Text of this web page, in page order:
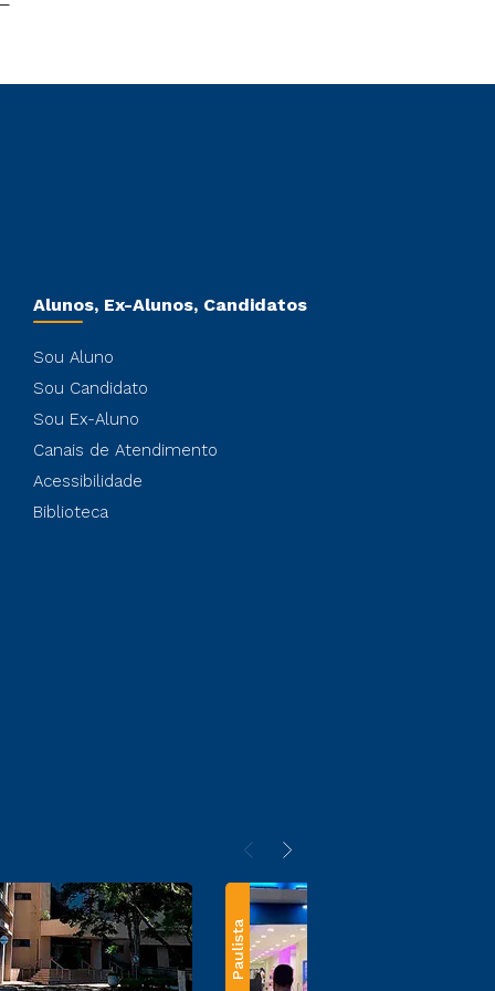
Alunos, Ex-Alunos, Candidatos
Sou Aluno
Sou Candidato
Sou Ex-Aluno
Canais de Atendimento
Acessibilidade
Biblioteca
Paulista